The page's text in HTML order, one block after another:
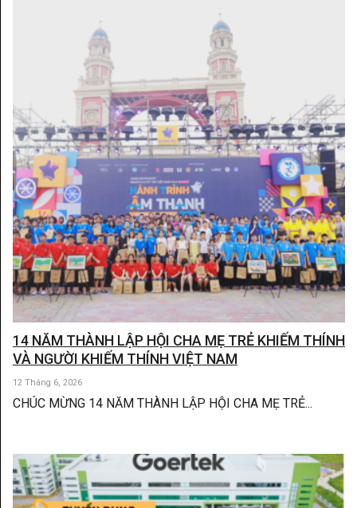
14 NĂM THÀNH LẬP HỘI CHA MẸ TRẺ KHIẾM THÍNH
VÀ NGƯỜI KHIẾM THÍNH VIỆT NAM
12 Tháng 6, 2026
CHÚC MỪNG 14 NĂM THÀNH LẬP HỘI CHA MẸ TRẺ...